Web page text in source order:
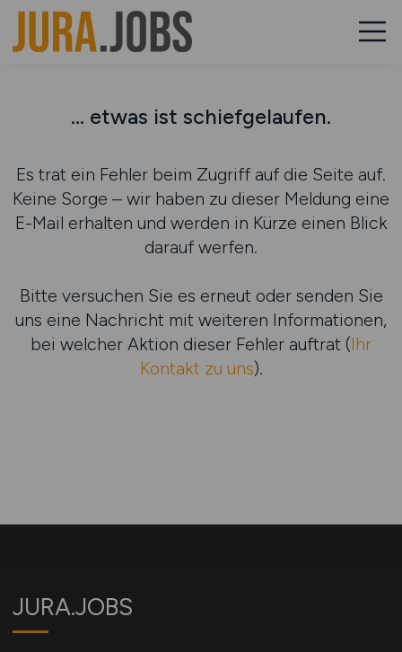
... etwas ist schiefgelaufen.
Es trat ein Fehler beim Zugriff auf die Seite auf.
Keine Sorge – wir haben zu dieser Meldung eine
E-Mail erhalten und werden in Kürze einen Blick
darauf werfen.
Bitte versuchen Sie es erneut oder senden Sie
uns eine Nachricht mit weiteren Informationen,
bei welcher Aktion dieser Fehler auftrat (Ihr
Kontakt zu uns).
JURA.JOBS